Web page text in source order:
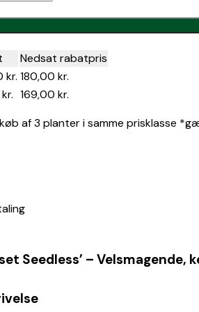
‘Einset Seedless’ tiltrækker bier,
er ideel som klatrende dekorativ plante
Nedsat rabatpris
kr. 180,00 kr.
kr. 169,00 kr.
af 3 planter i samme prisklasse
Seedless’ – Velsmagende,